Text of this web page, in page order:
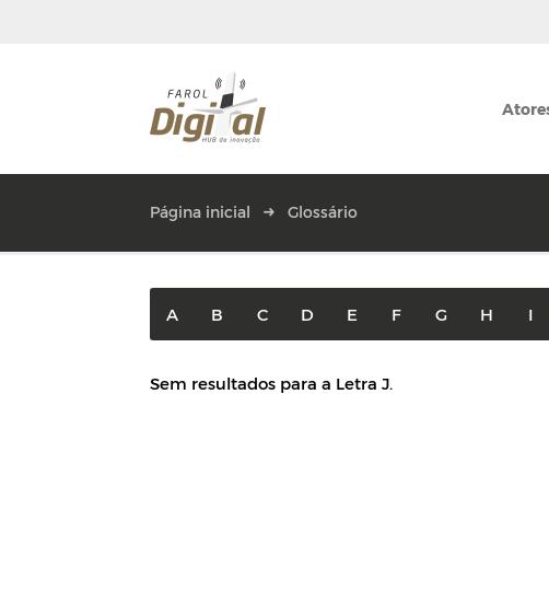
Página inicial Glossário
A B C D E F G H I
Sem resultados para a Letra J.